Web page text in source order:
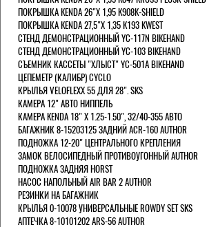
ПОКРЫШКА KENDA 26"Х 1,95 K908K-SHIELD
ПОКРЫШКА KENDA 27,5"Х 1,35 K193 KWEST
СТЕНД ДЕМОНСТРАЦИОННЫЙ YC-117N BIKEHAND
СТЕНД ДЕМОНСТРАЦИОННЫЙ YC-103 BIKEHAND
СЪЕМНИК КАССЕТЫ "ХЛЫСТ" YC-501A BIKEHAND
ЦЕПЕМЕТР (КАЛИБР) CYCLO
КРЫЛЬЯ VELOFLEXX 55 ДЛЯ 28". SKS
КАМЕРА 12" АВТО НИППЕЛЬ
КАМЕРА KENDA 18" Х 1.25-1.50", 32/40-355 АВТО
БАГАЖНИК 8-15203125 ЗАДНИЙ ACR-160 AUTHOR
ПОДНОЖКА 12-20" ЦЕНТРАЛЬНОГО КРЕПЛЕНИЯ
ЗАМОК ВЕЛОСИПЕДНЫЙ ПРОТИВОУГОННЫЙ AUTHOR
ПОДНОЖКА ЗАДНЯЯ HORST
НАСОС НАПОЛЬНЫЙ AIR BAR 2 AUTHOR
РЕЗИНКИ НА БАГАЖНИК
КРЫЛЬЯ 0-10078 УНИВЕРСАЛЬНЫЕ ROWDY SET SKS
АПТЕЧКА 8-10101202 ARS-56 AUTHOR